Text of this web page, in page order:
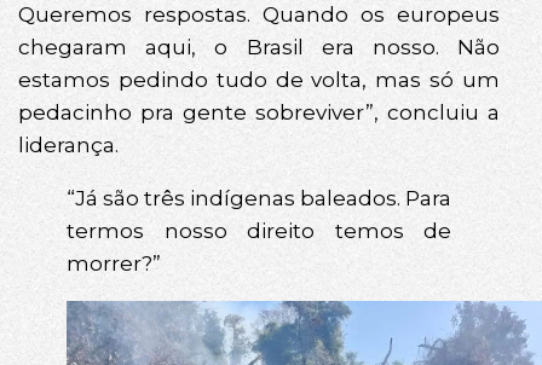
Queremos respostas. Quando os europeus
chegaram aqui, o Brasil era nosso. Não
estamos pedindo tudo de volta, mas só um
pedacinho pra gente sobreviver”, concluiu a
liderança.
“Já são três indígenas baleados. Para
termos nosso direito temos de
morrer?”